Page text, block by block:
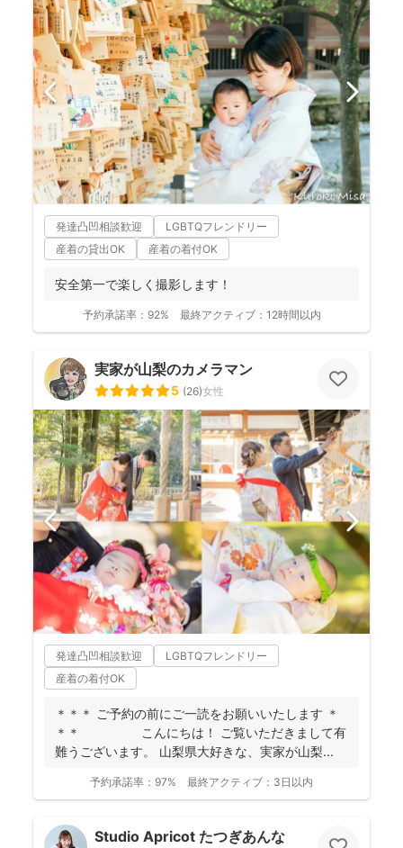
発達凸凹相談歓迎
LGBTQフレンドリー
産着の貸出OK
産着の着付OK
安全第一で楽しく撮影します！
予約承諾率： 92% 最終アクティブ： 12時間以内
実家が山梨のカメラマン
5 (26)女性
発達凸凹相談歓迎
LGBTQフレンドリー
産着の着付OK
＊＊＊ ご予約の前にご一読をお願いいたします ＊
＊＊ こんにちは！ ご覧いただきまして有
難うございます。 山梨県大好きな、実家が山梨...
予約承諾率： 97% 最終アクティブ： 3日以内
Studio Apricot たつぎあんな